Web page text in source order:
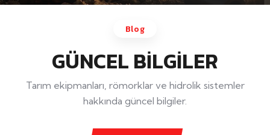
Blog
GÜNCEL BİLGİLER
Tarım ekipmanları, römorklar ve hidrolik sistemler
hakkında güncel bilgiler.